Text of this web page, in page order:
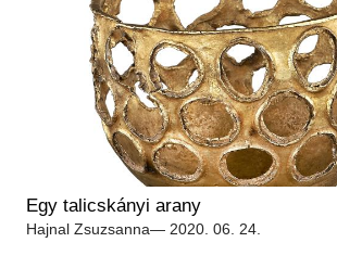
Egy talicskányi arany
Hajnal Zsuzsanna— 2020. 06. 24.